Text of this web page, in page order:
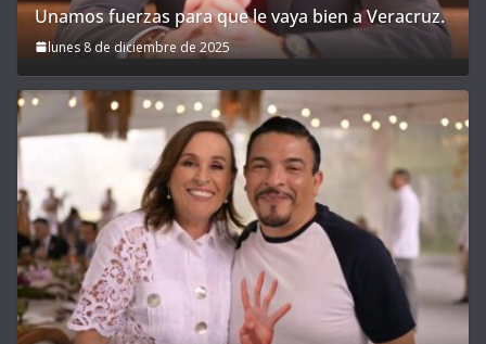
Unamos fuerzas para que le vaya bien a Veracruz.
lunes 8 de diciembre de 2025